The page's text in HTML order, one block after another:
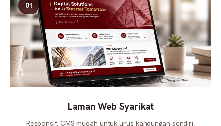
01
Laman Web Syarikat
Responsif, CMS mudah untuk urus kandungan sendiri,